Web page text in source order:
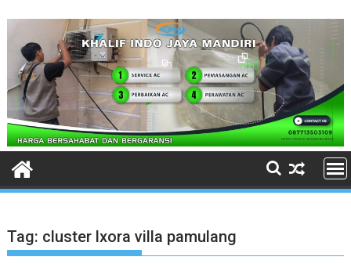
content
Tag: cluster lxora villa pamulang